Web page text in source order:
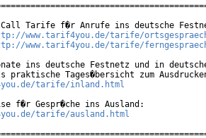
Tarife f�r Anrufe ins deutsche
www.tarif4you.de/tarife/
www.tarif4you.de/tarife/
ins deutsche Festnetz und in
praktische Tages�bersicht zum
tarife/inland.html
f�r Gespr�che ins Ausland:
tarife/ausland.html